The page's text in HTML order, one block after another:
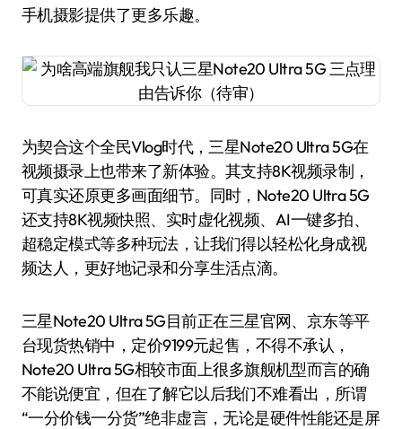
手机摄影提供了更多乐趣。
为契合这个全民Vlog时代，三星Note20 Ultra 5G在
视频摄录上也带来了新体验。其支持8K视频录制，
可真实还原更多画面细节。同时，Note20 Ultra 5G
还支持8K视频快照、实时虚化视频、AI一键多拍、
超稳定模式等多种玩法，让我们得以轻松化身成视
频达人，更好地记录和分享生活点滴。
三星Note20 Ultra 5G目前正在三星官网、京东等平
台现货热销中，定价9199元起售，不得不承认，
Note20 Ultra 5G相较市面上很多旗舰机型而言的确
不能说便宜，但在了解它以后我们不难看出，所谓
“一分价钱一分货”绝非虚言，无论是硬件性能还是屏